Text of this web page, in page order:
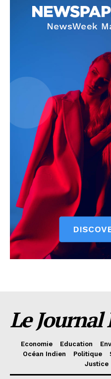
Le Journal
Economie Education
Océan Indien
Politique
Justice